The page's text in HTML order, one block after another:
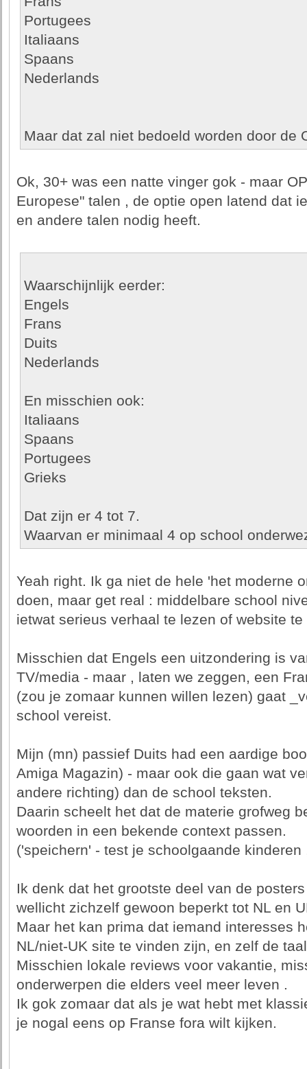
Portugees
Italiaans
Spaans
Nederlands
Maar dat zal niet bedoeld worden door de
Ok, 30+ was een natte vinger gok - maar
Europese" talen , de optie open latend dat
en andere talen nodig heeft.
Waarschijnlijk eerder:
Engels
Frans
Duits
Nederlands
En misschien ook:
Italiaans
Spaans
Portugees
Grieks
Dat zijn er 4 tot 7.
Waarvan er minimaal 4 op school
Yeah right. Ik ga niet de hele 'het moderne
doen, maar get real : middelbare school
ietwat serieus verhaal te lezen of website te
Misschien dat Engels een uitzondering is
TV/media - maar , laten we zeggen, een
(zou je zomaar kunnen willen lezen) gaat
school vereist.
Mijn (mn) passief Duits had een aardige
Amiga Magazin) - maar ook die gaan wat
andere richting) dan de school teksten.
Daarin scheelt het dat de materie grofweg
woorden in een bekende context passen.
('speichern' - test je schoolgaande kinderen
Ik denk dat het grootste deel van de
wellicht zichzelf gewoon beperkt tot NL en
Maar het kan prima dat iemand interesses
NL/niet-UK site te vinden zijn, en zelf de
Misschien lokale reviews voor vakantie,
onderwerpen die elders veel meer leven .
Ik gok zomaar dat als je wat hebt met
je nogal eens op Franse fora wilt kijken.